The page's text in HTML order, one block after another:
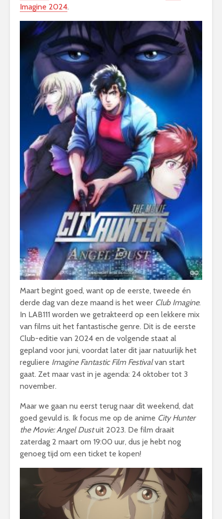
Imagine 2024.
Maart begint goed, want op de eerste, tweede én
derde dag van deze maand is het weer Club Imagine.
In LAB111 worden we getrakteerd op een lekkere mix
van films uit het fantastische genre. Dit is de eerste
Club-editie van 2024 en de volgende staat al
gepland voor juni, voordat later dit jaar natuurlijk het
reguliere Imagine Fantastic Film Festivalvan start
gaat. Zet maar vast in je agenda: 24 oktober tot 3
november.
Maar we gaan nu eerst terug naar dit weekend, dat
goed gevuld is. Ik focus me op de anime City Hunter
the Movie: Angel Dustuit 2023. De film draait
zaterdag 2 maart om 19:00 uur, dus je hebt nog
genoeg tijd om een ticket te kopen!